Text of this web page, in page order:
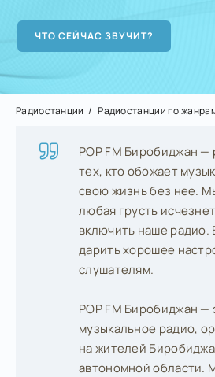
Радиостанции Радиостанции по
POP FM Биробиджан
тех, кто обожает
свою жизнь без нее.
любая грусть
включить наше радио.
дарить хорошее
слушателям.
POP FM Биробиджан
музыкальное радио,
на жителей
автономной области.